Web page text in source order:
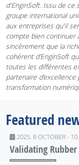
d'EnginSoft. Issu de ce
groupe international
aux entreprises qu'il
compte bien continuer
sincèrement que la
cohérent d’EnginSoft
toutes les différentes
partenaire
transformation
Featured
2025. 8 OCTOBER -
Validating